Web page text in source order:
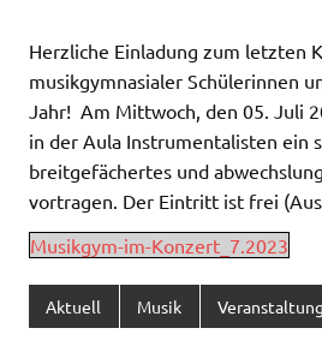
Herzliche Einladung zum letzten
musikgymnasialer Schülerinnen
Jahr! Am Mittwoch, den 05. Juli
in der Aula Instrumentalisten ein
breitgefächertes und
vortragen. Der Eintritt ist frei
Musikgym-im-Konzert_7.2023
Aktuell Musik